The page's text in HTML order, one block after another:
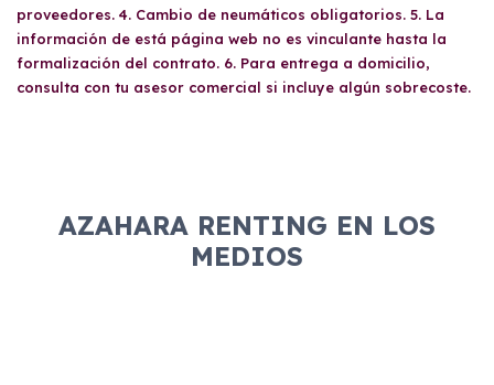
proveedores. 4. Cambio de neumáticos obligatorios. 5. La
información de está página web no es vinculante hasta la
formalización del contrato. 6. Para entrega a domicilio,
consulta con tu asesor comercial si incluye algún sobrecoste.
AZAHARA RENTING EN LOS
MEDIOS